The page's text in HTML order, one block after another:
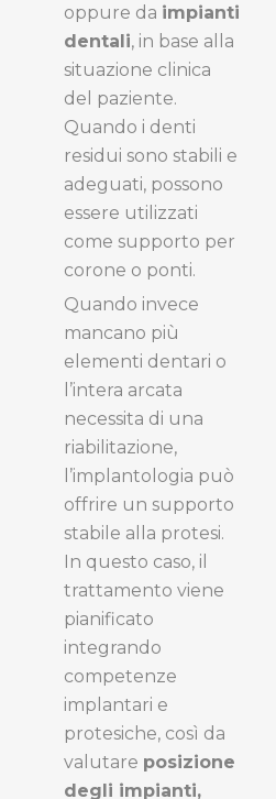
oppure da impianti
dentali, in base alla
situazione clinica
del paziente.
Quando i denti
residui sono stabili e
adeguati, possono
essere utilizzati
come supporto per
corone o ponti.
Quando invece
mancano più
elementi dentari o
l’intera arcata
necessita di una
riabilitazione,
l’implantologia può
offrire un supporto
stabile alla protesi.
In questo caso, il
trattamento viene
pianificato
integrando
competenze
implantari e
protesiche, così da
valutare posizione
degli impianti,